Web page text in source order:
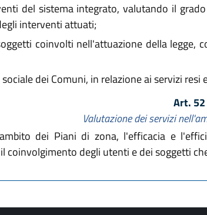
del sistema integrato, valutando il
interventi attuati;
coinvolti nell'attuazione della legge,
dei Comuni, in relazione ai servizi
Art. 52
Valutazione dei servizi
dei Piani di zona, l'efficacia e
coinvolgimento degli utenti e dei soggetti